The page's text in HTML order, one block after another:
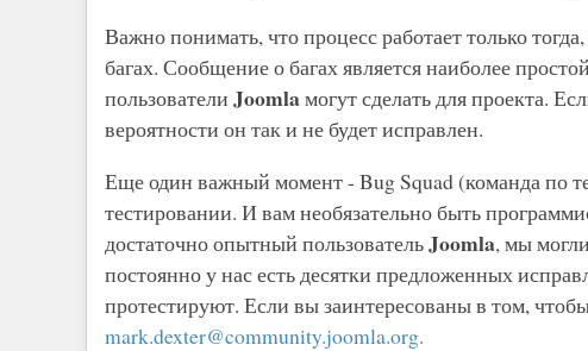
Важно понимать, что процесс работает только
багах. Сообщение о багах является наиболее
пользователи Joomlaмогут сделать для проекта.
вероятности он так и не будет исправлен.
Еще один важный момент - Bug Squad (команда по
тестировании. И вам необязательно быть
достаточно опытный пользовательJoomla, мы
постоянно у нас есть десятки предложенных
протестируют. Если вы заинтересованы в том,
mark.dexter@community.joomla.org.